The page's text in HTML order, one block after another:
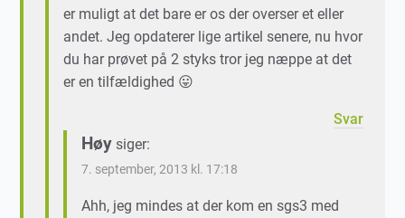
er muligt at det bare er os der overser et eller
andet. Jeg opdaterer lige artikel senere, nu hvor
du har prøvet på 2 styks tror jeg næppe at det
er en tilfældighed 😛
Svar
Høy siger:
7. september, 2013 kl. 17:18
Ahh, jeg mindes at der kom en sgs3 med